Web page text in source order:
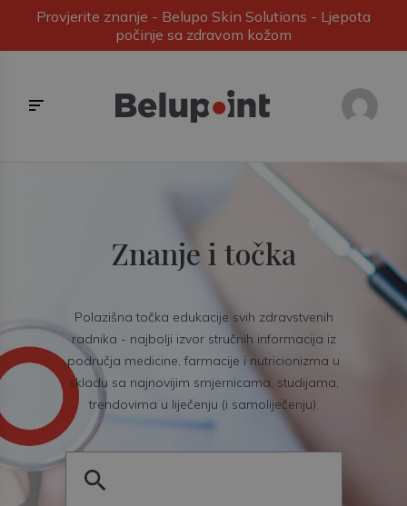
Provjerite znanje - Belupo Skin Solutions - Ljepota
počinje sa zdravom kožom
Znanje i točka
Polazišna točka edukacije svih zdravstvenih
radnika - najbolji izvor stručnih informacija iz
područja medicine, farmacije i nutricionizma u
skladu sa najnovijim smjernicama, studijama,
trendovima u liječenju (i samoliječenju).